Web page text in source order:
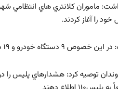
ماموران کلانتري هاي انتظامي
را آغاز کردند.
سرقتی در شهر یزد کشف شد.
توصيه کرد: هشدارهاي پليس